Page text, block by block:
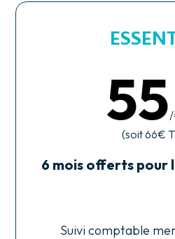
55
(soit 66€
6 mois offerts pour
Suivi comptable